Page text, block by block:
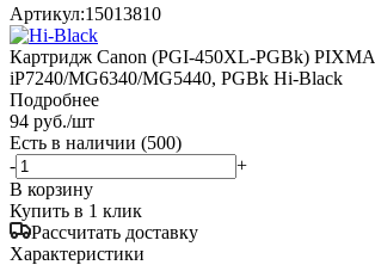
Артикул:15013810
Картридж Canon (PGI-450XL-PGBk) PIXMA
iP7240/MG6340/MG5440, PGBk Hi-Black
Подробнее
94 руб./шт
Есть в наличии (500)
-
+
В корзину
Купить в 1 клик
Рассчитать доставку
Характеристики